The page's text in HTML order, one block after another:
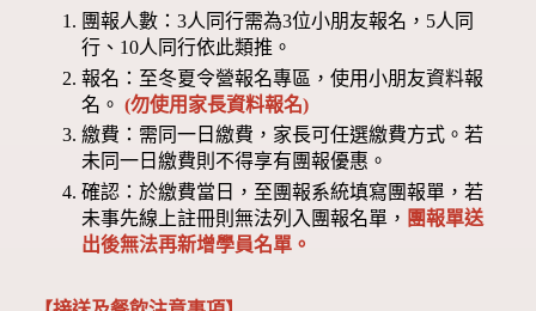
團報人數：3人同行需為3位小朋友報名，5人同
行、10人同行依此類推。
報名：至冬夏令營報名專區，使用小朋友資料報
名。 (勿使用家長資料報名)
繳費：需同一日繳費，家長可任選繳費方式。若
未同一日繳費則不得享有團報優惠。
確認：於繳費當日，至團報系統填寫團報單，若
未事先線上註冊則無法列入團報名單， 團報單送
出後無法再新增學員名單。